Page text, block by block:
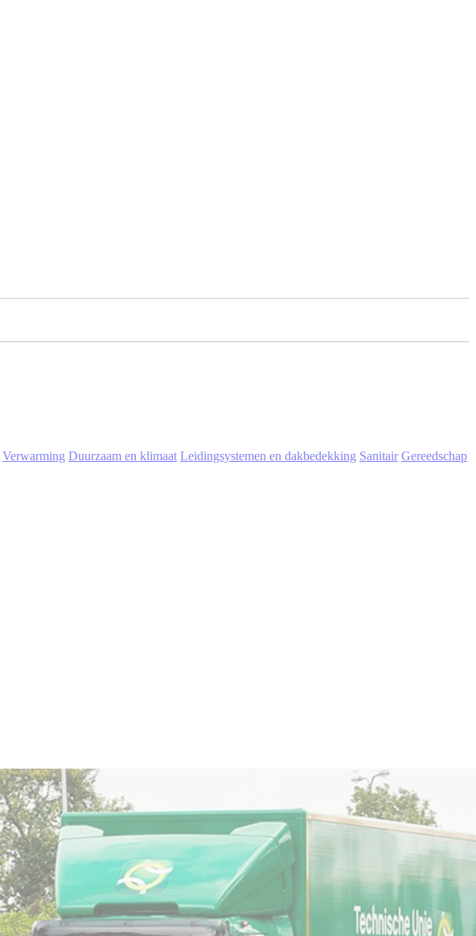
Verwarming Duurzaam en klimaat Leidingsystemen en dakbedekking Sanitair Gereedschap